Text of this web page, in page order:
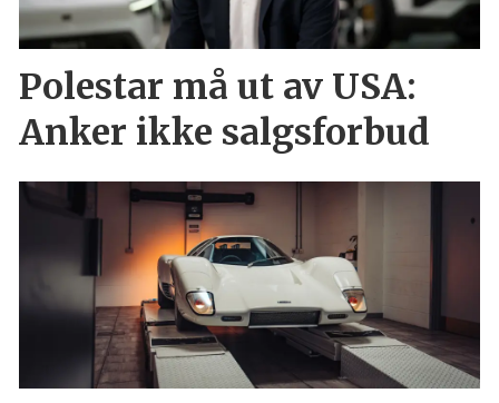
Polestar må ut av USA:
Anker ikke salgsforbud